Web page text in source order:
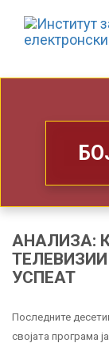
АНАЛИЗА:
УСПЕАТ
Последните
својата програма